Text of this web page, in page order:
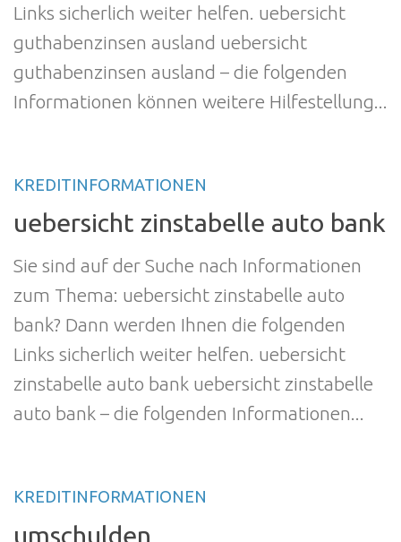
Links sicherlich weiter helfen. uebersicht
guthabenzinsen ausland uebersicht
guthabenzinsen ausland – die folgenden
Informationen können weitere Hilfestellung...
KREDITINFORMATIONEN
uebersicht zinstabelle auto bank
Sie sind auf der Suche nach Informationen
zum Thema: uebersicht zinstabelle auto
bank? Dann werden Ihnen die folgenden
Links sicherlich weiter helfen. uebersicht
zinstabelle auto bank uebersicht zinstabelle
auto bank – die folgenden Informationen...
KREDITINFORMATIONEN
umschulden